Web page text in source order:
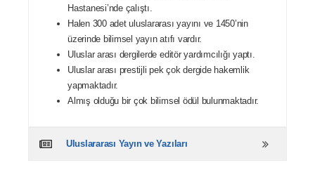
Hastanesi’nde çalıştı.
Halen 300 adet uluslararası yayını ve 1450’nin
üzerinde bilimsel yayın atıfı vardır.
Uluslar arası dergilerde editör yardımcılığı yaptı.
Uluslar arası prestijli pek çok dergide hakemlik
yapmaktadır.
Almış olduğu bir çok bilimsel ödül bulunmaktadır.
Uluslararası Yayın ve Yazıları